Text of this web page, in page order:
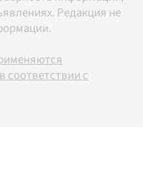
Редакция не
соответствии с